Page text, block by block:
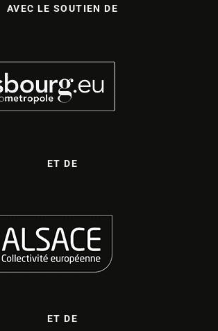
AVEC LE SOUTIEN DE
ET DE
ET DE